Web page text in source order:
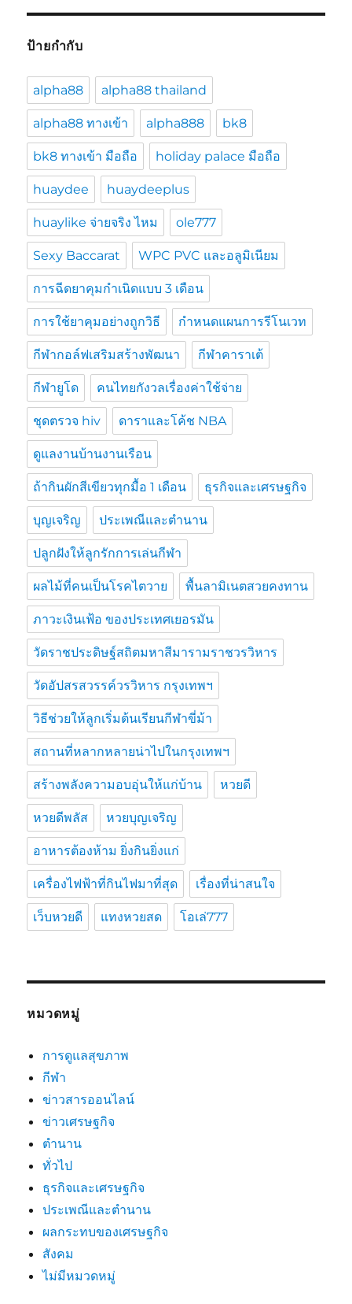
ป้ายกำกับ
alpha88 alpha88 thailand
alpha88 ทางเข้า alpha888 bk8
bk8 ทางเข้า มือถือ holiday palace มือถือ
huaydee huaydeeplus
huaylike จ่ายจริง ไหม ole777
Sexy Baccarat WPC PVC และอลูมิเนียม
การฉีดยาคุมกำเนิดแบบ 3 เดือน
การใช้ยาคุมอย่างถูกวิธี กำหนดแผนการรีโนเวท
กีฬากอล์ฟเสริมสร้างพัฒนา กีฬาคาราเต้
กีฬายูโด คนไทยกังวลเรื่องค่าใช้จ่าย
ชุดตรวจ hiv ดาราและโค้ช NBA
ดูแลงานบ้านงานเรือน
ถ้ากินผักสีเขียวทุกมื้อ 1 เดือน ธุรกิจและเศรษฐกิจ
บุญเจริญ ประเพณีและตำนาน
ปลูกฝังให้ลูกรักการเล่นกีฬา
ผลไม้ที่คนเป็นโรคไตวาย พื้นลามิเนตสวยคงทาน
ภาวะเงินเฟ้อ ของประเทศเยอรมัน
วัดราชประดิษฐ์สถิตมหาสีมารามราชวรวิหาร
วัดอัปสรสวรรค์วรวิหาร กรุงเทพฯ
วิธีช่วยให้ลูกเริ่มต้นเรียนกีฬาขี่ม้า
สถานที่หลากหลายน่าไปในกรุงเทพฯ
สร้างพลังความอบอุ่นให้แก่บ้าน หวยดี
หวยดีพลัส หวยบุญเจริญ
อาหารต้องห้าม ยิ่งกินยิ่งแก่
เครื่องไฟฟ้าที่กินไฟมาที่สุด เรื่องที่น่าสนใจ
เว็บหวยดี แทงหวยสด โอเล่777
หมวดหมู่
การดูแลสุขภาพ
กีฬา
ข่าวสารออนไลน์
ข่าวเศรษฐกิจ
ตำนาน
ทั่วไป
ธุรกิจและเศรษฐกิจ
ประเพณีและตำนาน
ผลกระทบของเศรษฐกิจ
สังคม
ไม่มีหมวดหมู่